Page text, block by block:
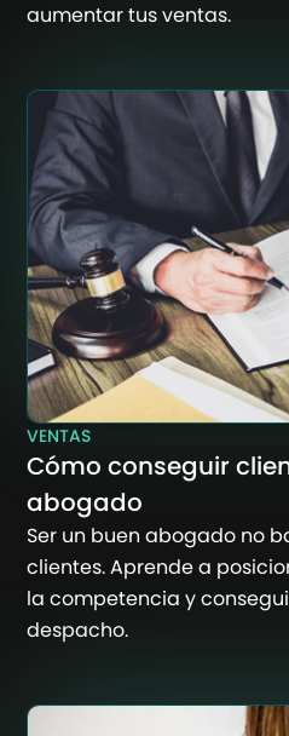
aumentar tus ventas.
VENTAS
Cómo conseguir
abogado
Ser un buen abogado no
clientes. Aprende a
la competencia y
despacho.